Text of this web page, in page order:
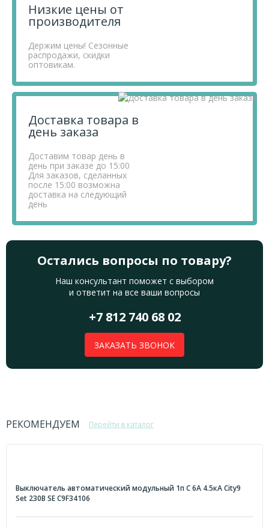
Низкие цены от
производителя
Держим цены! Сезонные
распродажи, скидки
оптовикам.
Доставка товара в
день заказа
Доставим товар день в
день при заказе до 15:00
Для заказов, сделанных
после 15:00 возможна
доставка на следующий
день
Остались вопросы по товару?
Наш консультант поможет с выбором
и ответит на все ваши вопросы
+7 812 740 68 02
ЗАКАЗАТЬ ЗВОНОК
РЕКОМЕНДУЕМ Перейти в каталог
Выключатель автоматический модульный 1п C 6А 4.5кА City9
Set 230В SE C9F34106